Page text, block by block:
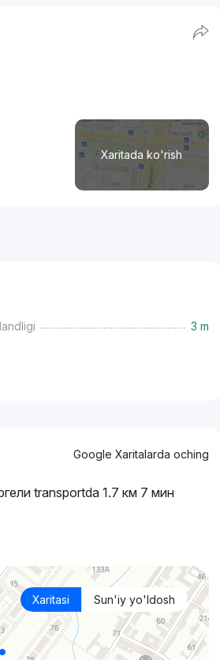
Xaritada ko'rish
3 m
Google Xaritalarda oching
transportda 1.7 км 7 мин
Xaritasi Sun'iy yo'ldosh